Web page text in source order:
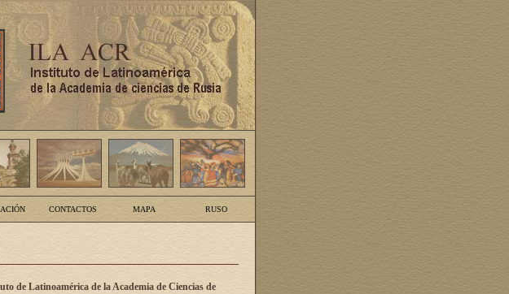
CONTACTOS MAPA RUSO
de Latinoamérica de la Academia de Ciencias de